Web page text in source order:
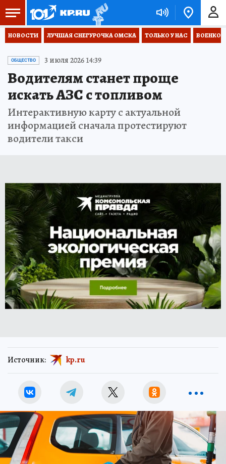
НОВОСТИ ЛУЧШАЯ СНЕГУРОЧКА ОМСКА ТОЛЬКО У НАС
ОБЩЕСТВО 3 июля 2026 14:39
Водителям станет проще
искать АЗС с топливом
Интерактивную карту с актуальной
информацией сначала протестируют
водители такси
Источник: kp.ru